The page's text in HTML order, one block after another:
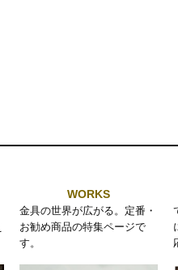
WORKS
金具の世界が広がる。定番・
お勧め商品の特集ページで
す。